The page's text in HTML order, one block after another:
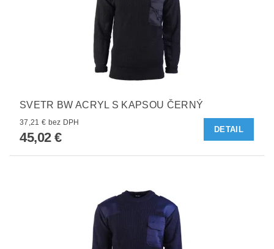
SVETR BW ACRYL S KAPSOU ČERNÝ
37,21 € bez DPH
45,02 €
DETAIL